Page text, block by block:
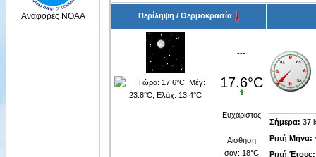
Αναφορές NOAA Περίληψη / Θερμοκρασία
---
17.6°C
Ευχάριστος
Αίσθηση
σαν: 18°C
Σήμερα: 37
Ριπή Μήνα:
Ριπή Έτους: